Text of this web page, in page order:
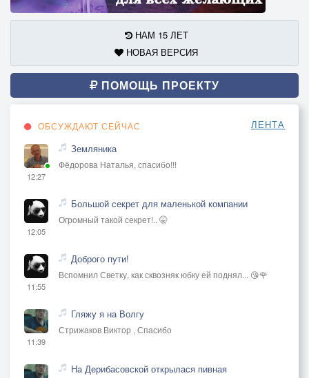
НАМ 15 ЛЕТ
НОВАЯ ВЕРСИЯ
ПОМОЩЬ ПРОЕКТУ
ОБСУЖДАЮТ СЕЙЧАС ЛЕНТА
12:27
Земляника
Фёдорова Наталья, спасибо!!!
12:05
Большой секрет для маленькой компании
Огромный такой секрет!.. 🤫
11:55
Доброго пути!
Вспомнил Светку, как сквозняк юбку ей поднял... 😘🌹
11:39
Гляжу я на Волгу
Стрижаков Виктор , Спасибо
На Дерибасовской открылася пивная